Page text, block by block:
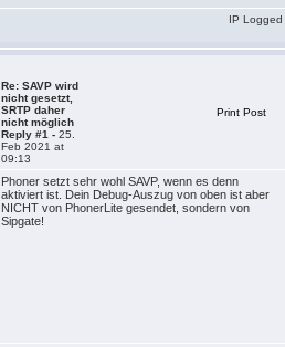
IP Logged
Re: SAVP wird
nicht gesetzt,
SRTP daher
nicht möglich
Reply #1 - 25.
Feb 2021 at
09:13
Print Post
Phoner setzt sehr wohl SAVP, wenn es denn
aktiviert ist. Dein Debug-Auszug von oben ist aber
NICHT von PhonerLite gesendet, sondern von
Sipgate!